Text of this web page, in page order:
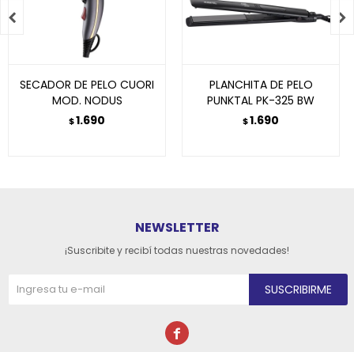
SECADOR DE PELO CUORI
MOD. NODUS
$1.690
PLANCHITA DE PELO
PUNKTAL PK-325 BW
$1.690
 
NEWSLETTER
¡Suscribite y recibí todas nuestras novedades!
SUSCRIBIRME
